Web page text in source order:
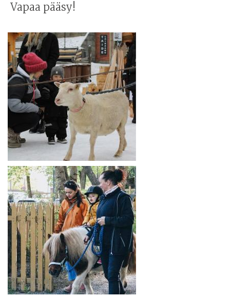
Vapaa pääsy!